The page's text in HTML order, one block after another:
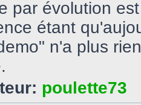
par évolution
étant
n'a plus
poulette73